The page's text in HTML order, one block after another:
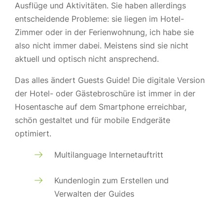
Ausflüge und Aktivitäten. Sie haben allerdings
entscheidende Probleme: sie liegen im Hotel-
Zimmer oder in der Ferienwohnung, ich habe sie
also nicht immer dabei. Meistens sind sie nicht
aktuell und optisch nicht ansprechend.
Das alles ändert Guests Guide! Die digitale Version
der Hotel- oder Gästebroschüre ist immer in der
Hosentasche auf dem Smartphone erreichbar,
schön gestaltet und für mobile Endgeräte
optimiert.
Multilanguage Internetauftritt
Kundenlogin zum Erstellen und
Verwalten der Guides